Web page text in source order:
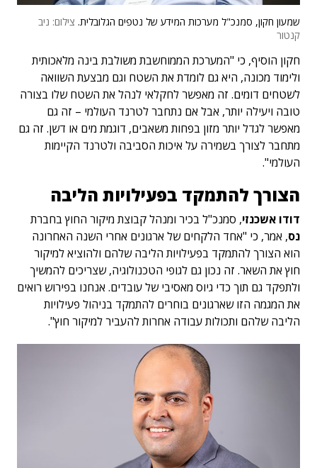
שמעון חקון, סמנכ"ל מערכות המידע של נטפים הגלובלית. צילום: ניב
קנטור
חקון הוסיף, כי "המערכת הממוחשבת משולבת בינה מלאכותית
ולימוד מכונה, היא גם לומדת את השטח וגם מבצעת השוואה
לשטחים דומים. זה מאפשר לחקלאי לנהל את השטח שלו בצורה
טובה ויעילה יותר, אבל אם נתחבר לטרנד העולמי – זה גם
מאפשר לגדל יותר מזון בפחות משאבים, דוגמת מים או דשן. זה גם
מתחבר לצורך בשמירה על איכות הסביבה ולטרנד הקיימות
העולמי".
הצורך להתמקד בפעילויות הליבה
דודו אשכנזי, סמנכ"ל בכיר ומנהל קבוצת מיקור החוץ בחברת
נס, אמר, כי "אחד הלקחים של ארגונים אחרי השנה האחרונה
הוא הצורך להתמקד בפעילויות הליבה שלהם ולהוציא למיקור
חוץ את השאר. זה נכון גם לגופי הטכנולוגיה, שצריכים להמשיך
ולתפקד גם תוך כדי גיוס מאסיבי של עובדים. אנחנו בפירוש רואים
את המגמה הזו שארגונים בוחרים להתמקד בניהול פעילויות
הליבה שלהם ותכולות עבודה אחרות להעביר למיקור חוץ".